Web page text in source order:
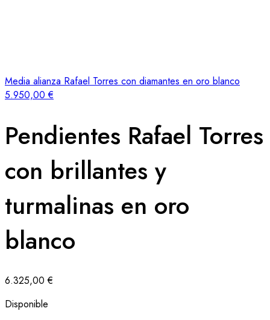
Media alianza Rafael Torres con diamantes en oro blanco
5.950,00€
Pendientes Rafael Torres
con brillantes y
turmalinas en oro
blanco
6.325,00€
Disponible